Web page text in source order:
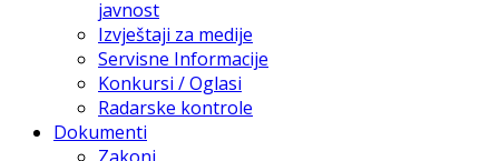
javnost
Izvještaji za medije
Servisne Informacije
Konkursi / Oglasi
Radarske kontrole
Dokumenti